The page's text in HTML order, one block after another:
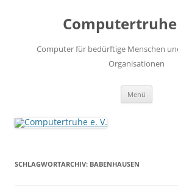
Computertruhe
Computer für bedürftige Menschen
Organisationen
Menü
SCHLAGWORTARCHIV: BABENHAUSEN